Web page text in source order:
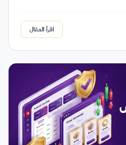
اقرأ المقال